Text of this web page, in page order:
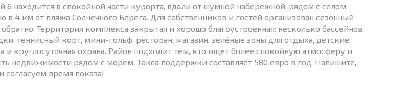
6 находится в спокойной части курорта, вдали от шумной набережной, рядом с селом
в 4 км от пляжа Солнечного Берега. Для собственников и гостей организован сезонный
Территория комплекса закрытая и хорошо благоустроенная: несколько бассейнов,
теннисный корт, мини-гольф, ресторан, магазин, зелёные зоны для отдыха, детские
и круглосуточная охрана. Район подходит тем, кто ищет более спокойную атмосферу и
недвижимости рядом с морем. Такса поддержки составляет 580 евро в год. Напишите,
согласуем время показа!